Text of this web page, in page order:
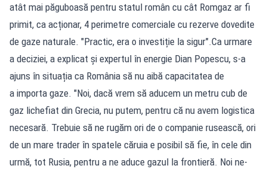
atât mai păguboasă pentru statul român cu cât Romgaz ar fi
primit, ca acționar, 4 perimetre comerciale cu rezerve dovedite
de gaze naturale. "Practic, era o investiție la sigur".Ca urmare
a deciziei, a explicat și expertul în energie Dian Popescu, s-a
ajuns în situația ca România să nu aibă capacitatea de
a importa gaze. "Noi, dacă vrem să aducem un metru cub de
gaz lichefiat din Grecia, nu putem, pentru că nu avem logistica
necesară. Trebuie să ne rugăm ori de o companie rusească, ori
de un mare trader în spatele căruia e posibil să fie, în cele din
urmă, tot Rusia, pentru a ne aduce gazul la frontieră. Noi ne-